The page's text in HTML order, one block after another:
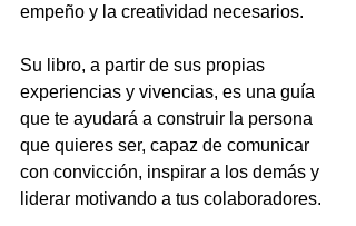
empeño y la creatividad necesarios.
Su libro, a partir de sus propias
experiencias y vivencias, es una guía
que te ayudará a construir la persona
que quieres ser, capaz de comunicar
con convicción, inspirar a los demás y
liderar motivando a tus colaboradores.